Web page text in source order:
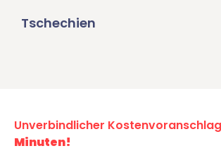
Tschechien
Unverbindlicher Kostenvoranschlag
Minuten!